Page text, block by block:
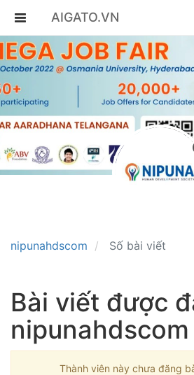
AIGATO.VN
nipunahdscom Số bài viết
Bài viết được
nipunahdscom
Thành viên này chưa đăng